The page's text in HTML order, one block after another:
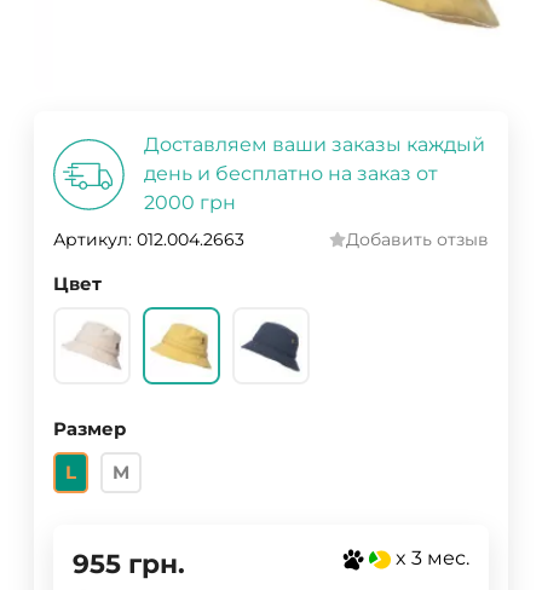
Доставляем ваши заказы каждый
день и бесплатно на заказ от
2000 грн
Артикул: 012.004.2663 Добавить отзыв
Цвет
Размер
L M
955 грн. x 3 мес.